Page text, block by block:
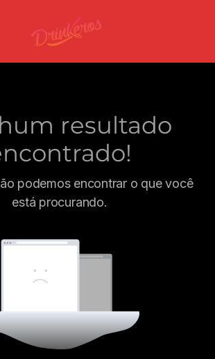
resultado
podemos encontrar o que você
está procurando.